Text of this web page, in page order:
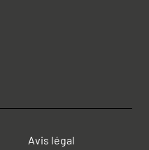
Avis légal